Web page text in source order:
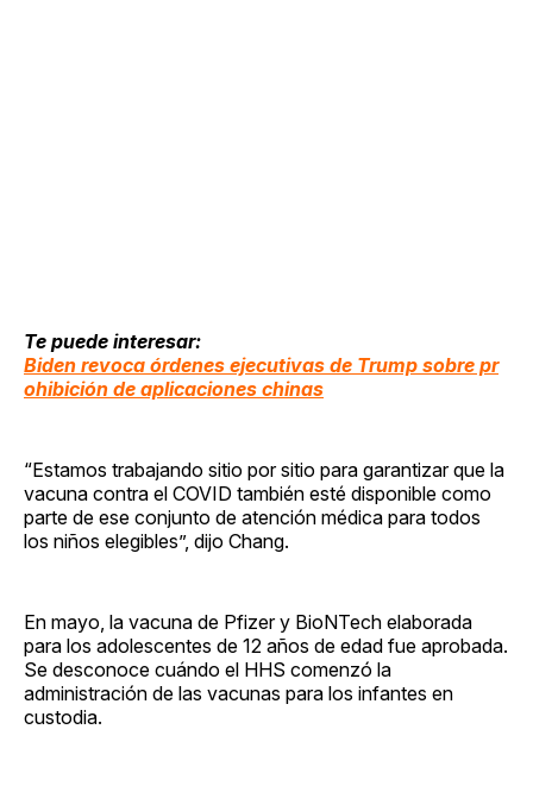
Te puede interesar:
Biden revoca órdenes ejecutivas de Trump sobre pr
ohibición de aplicaciones chinas
“Estamos trabajando sitio por sitio para garantizar que la
vacuna contra el COVID también esté disponible como
parte de ese conjunto de atención médica para todos
los niños elegibles”, dijo Chang.
En mayo, la vacuna de Pfizer y BioNTech elaborada
para los adolescentes de 12 años de edad fue aprobada.
Se desconoce cuándo el HHS comenzó la
administración de las vacunas para los infantes en
custodia.